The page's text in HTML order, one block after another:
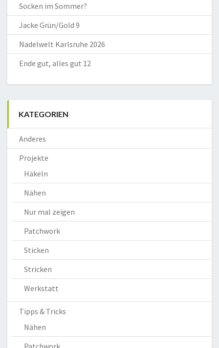
Socken im Sommer?
Jacke Grün/Gold 9
Nadelwelt Karlsruhe 2026
Ende gut, alles gut 12
KATEGORIEN
Anderes
Projekte
Häkeln
Nähen
Nur mal zeigen
Patchwork
Sticken
Stricken
Werkstatt
Tipps & Tricks
Nähen
Patchwork